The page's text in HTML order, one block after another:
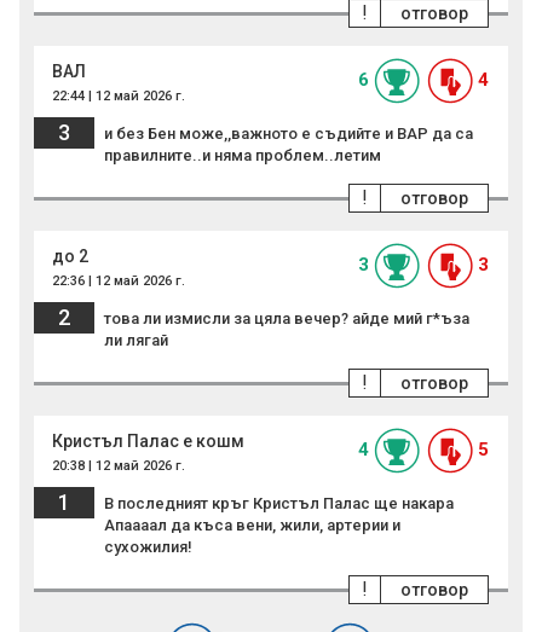
отговор
!
ВАЛ
22:44 | 12 май 2026 г.
6 4
3
и без Бен може,,важното е съдийте и ВАР да са
правилните..и няма проблем..летим
отговор
!
до 2
22:36 | 12 май 2026 г.
3 3
2
това ли измисли за цяла вечер? айде мий г*ъза
ли лягай
отговор
!
Кристъл Палас е кошм
20:38 | 12 май 2026 г.
4 5
1
В последният кръг Кристъл Палас ще накара
Апаааал да къса вени, жили, артерии и
сухожилия!
отговор
!